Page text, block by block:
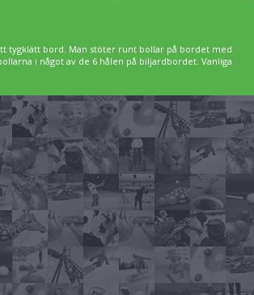
tygklätt bord. Man stöter runt bollar på bordet med
i något av de 6 hålen på biljardbordet. Vanliga